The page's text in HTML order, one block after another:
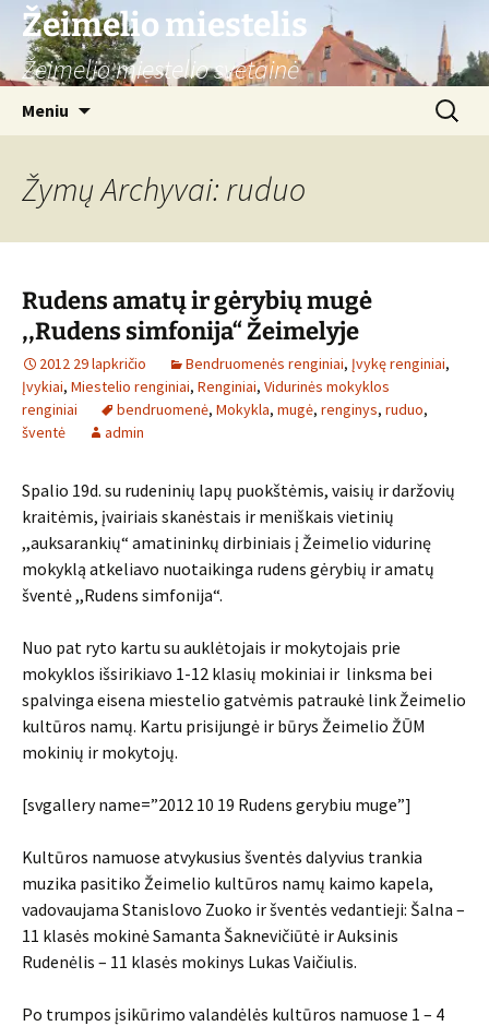
Žeimelio miestelis
Žeimelio miestelio svetainė
Meniu Ieškoti:
Žymų Archyvai: ruduo
Rudens amatų ir gėrybių mugė
,,Rudens simfonija“ Žeimelyje
2012 29 lapkričio Bendruomenės renginiai, Įvykę renginiai,
Įvykiai, Miestelio renginiai, Renginiai, Vidurinės mokyklos
renginiai
bendruomenė, Mokykla, mugė, renginys, ruduo,
šventė
admin
Spalio 19d. su rudeninių lapų puokštėmis, vaisių ir daržovių
kraitėmis, įvairiais skanėstais ir meniškais vietinių
,,auksarankių“ amatininkų dirbiniais į Žeimelio vidurinę
mokyklą atkeliavo nuotaikinga rudens gėrybių ir amatų
šventė ,,Rudens simfonija“.
Nuo pat ryto kartu su auklėtojais ir mokytojais prie
mokyklos išsirikiavo 1-12 klasių mokiniai ir linksma bei
spalvinga eisena miestelio gatvėmis patraukė link Žeimelio
kultūros namų. Kartu prisijungė ir būrys Žeimelio ŽŪM
mokinių ir mokytojų.
[svgallery name=”2012 10 19 Rudens gerybiu muge”]
Kultūros namuose atvykusius šventės dalyvius trankia
muzika pasitiko Žeimelio kultūros namų kaimo kapela,
vadovaujama Stanislovo Zuoko ir šventės vedantieji: Šalna –
11 klasės mokinė Samanta Šaknevičiūtė ir Auksinis
Rudenėlis – 11 klasės mokinys Lukas Vaičiulis.
Po trumpos įsikūrimo valandėlės kultūros namuose 1 – 4